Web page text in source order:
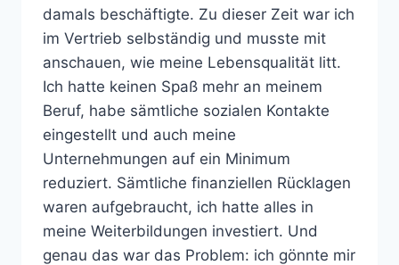
damals beschäftigte. Zu dieser Zeit war ich
im Vertrieb selbständig und musste mit
anschauen, wie meine Lebensqualität litt.
Ich hatte keinen Spaß mehr an meinem
Beruf, habe sämtliche sozialen Kontakte
eingestellt und auch meine
Unternehmungen auf ein Minimum
reduziert. Sämtliche finanziellen Rücklagen
waren aufgebraucht, ich hatte alles in
meine Weiterbildungen investiert. Und
genau das war das Problem: ich gönnte mir